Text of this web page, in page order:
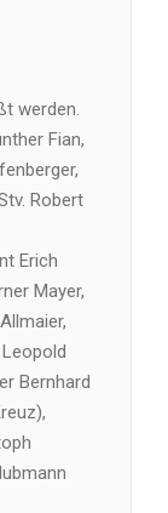
werden.
Fian,
Robert
Erich
Mayer,
Bernhard